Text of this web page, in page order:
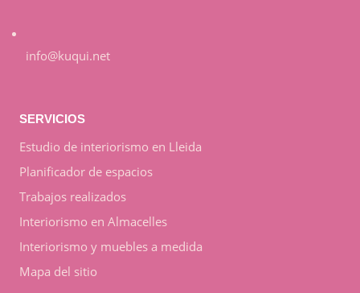
info@kuqui.net
SERVICIOS
Estudio de interiorismo en Lleida
Planificador de espacios
Trabajos realizados
Interiorismo en Almacelles
Interiorismo y muebles a medida
Mapa del sitio